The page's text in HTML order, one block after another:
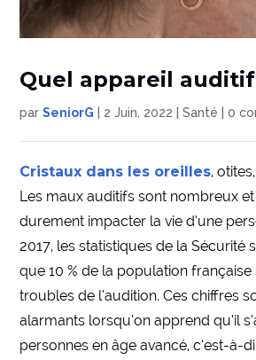
Quel appareil
parSeniorG | 2 Juin, 2022 |Santé |0
Cristaux dans les oreilles,
Les maux auditifs sont nombreux
durement impacter la vie d’une
2017, les statistiques de la Sécurité
que 10 % de la population
troubles de l’audition. Ces chiffres
alarmants lorsqu’on apprend qu’il
personnes en âge avancé, c’est-à-